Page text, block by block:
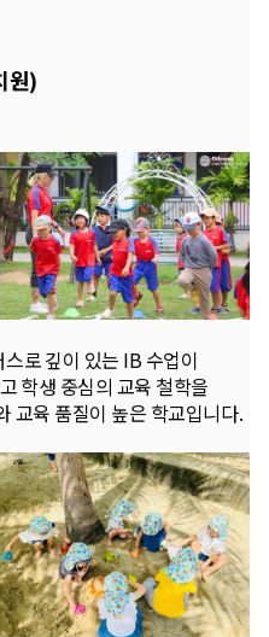
원)
로 깊이 있는 IB 수업이
학생 중심의 교육 철학을
교육 품질이 높은 학교입니다.